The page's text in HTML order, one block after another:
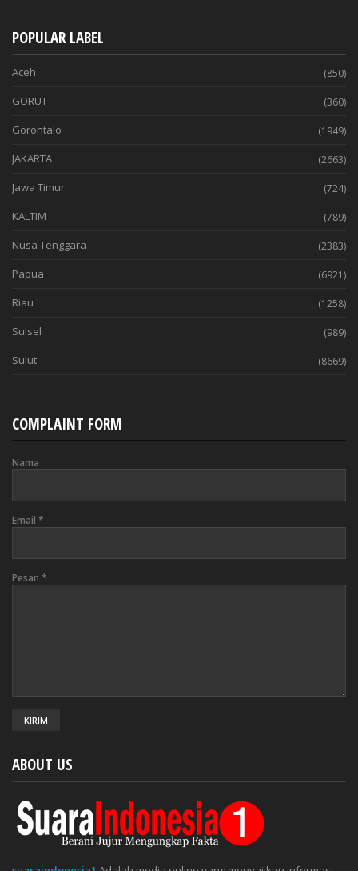
POPULAR LABEL
Aceh (850)
GORUT (360)
Gorontalo (1949)
JAKARTA (2663)
Jawa Timur (724)
KALTIM (789)
Nusa Tenggara (2383)
Papua (6921)
Riau (1258)
Sulsel (989)
Sulut (8669)
COMPLAINT FORM
Nama
Email *
Pesan *
ABOUT US